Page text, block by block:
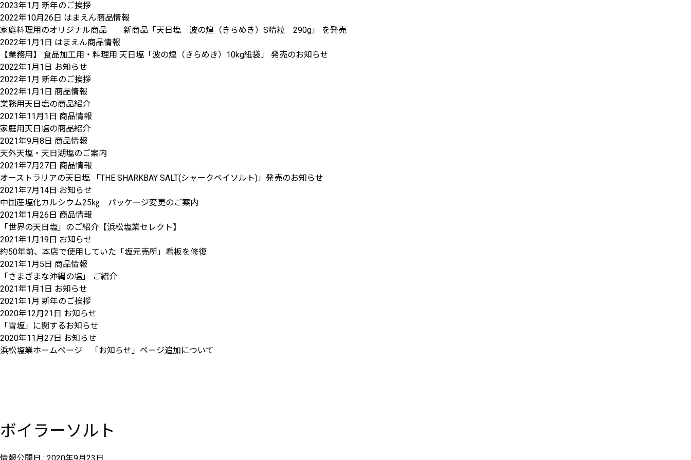
2023年1月 新年のご挨拶
2022年10月26日 はまえん商品情報
家庭料理用のオリジナル商品 新商品「天日塩 波の煌（きらめき）S精粒 290g」 を発売
2022年1月1日 はまえん商品情報
【業務用】 食品加工用・料理用 天日塩「波の煌（きらめき）10kg紙袋」 発売のお知らせ
2022年1月1日 お知らせ
2022年1月 新年のご挨拶
2022年1月1日 商品情報
業務用天日塩の商品紹介
2021年11月1日 商品情報
家庭用天日塩の商品紹介
2021年9月8日 商品情報
天外天塩・天日湖塩のご案内
2021年7月27日 商品情報
オーストラリアの天日塩 「THE SHARKBAY SALT(シャークベイソルト)」発売のお知らせ
2021年7月14日 お知らせ
中国産塩化カルシウム25㎏ パッケージ変更のご案内
2021年1月26日 商品情報
「世界の天日塩」のご紹介【浜松塩業セレクト】
2021年1月19日 お知らせ
約50年前、本店で使用していた「塩元売所」看板を修復
2021年1月5日 商品情報
「さまざまな沖縄の塩」 ご紹介
2021年1月1日 お知らせ
2021年1月 新年のご挨拶
2020年12月21日 お知らせ
「雪塩」に関するお知らせ
2020年11月27日 お知らせ
浜松塩業ホームページ 「お知らせ」ページ追加について
ボイラーソルト